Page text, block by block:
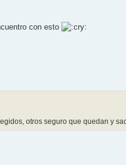
con esto
otros seguro que quedan y